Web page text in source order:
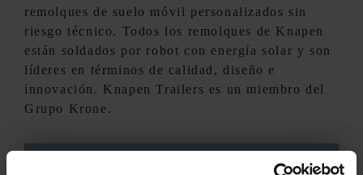
remolques de suelo móvil personalizados sin
riesgo técnico. Todos los remolques de Knapen
están soldados por robot con energía solar y son
líderes en términos de calidad, diseño e
innovación. Knapen Trailers es un miembro del
Grupo Krone.